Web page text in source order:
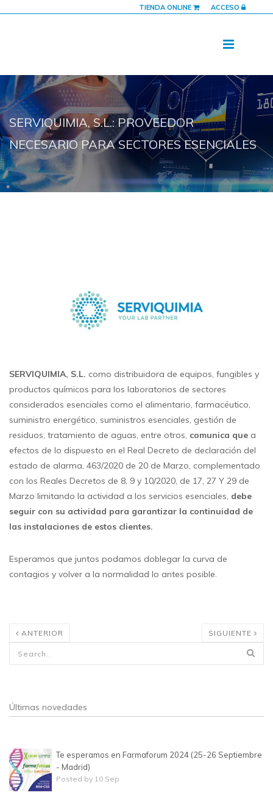
TIENDA ONLINE ACCESO
SERVIQUIMIA, S.L.: PROVEEDOR
NECESARIO PARA SECTORES ESENCIALES
SERVIQUIMIA, S.L. como distribuidora de equipos, fungibles y
productos químicos para los laboratorios de sectores
considerados esenciales como el alimentario, farmacéutico,
suministro energético, suministros esenciales, gestión de
residuos, tratamiento de aguas, entre otros, comunica que a
efectos de lo dispuesto en el Real Decreto de declaración del
estado de alarma, 463/2020 de 20 de Marzo, complementado
con los Reales Decretos de 8, 9 y 10/2020, de 17, 27 Y 29 de
Marzo limitando la actividad a los servicios esenciales, debe
seguir con su actividad para garantizar la continuidad de
las instalaciones de estos clientes.
Esperamos que juntos podamos doblegar la curva de
contagios y volver a la normalidad lo antes posible.
ANTERIOR SIGUIENTE
Formulario de búsqueda
Últimas novedades
Te esperamos en Farmaforum 2024 (25-26 Septiembre
- Madrid)
Posted by 10 Sep